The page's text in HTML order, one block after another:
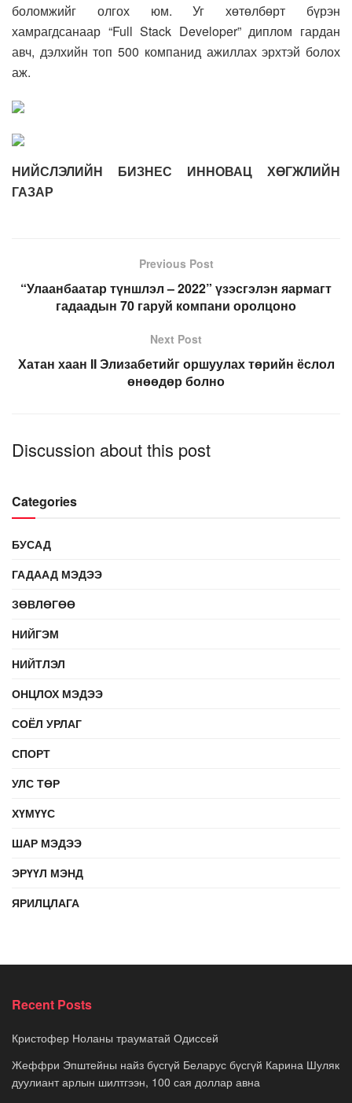
боломжийг олгох юм. Уг хөтөлбөрт бүрэн
хамрагдсанаар “Full Stack Developer” диплом гардан
авч, дэлхийн топ 500 компанид ажиллах эрхтэй болох
аж.
НИЙСЛЭЛИЙН БИЗНЕС ИННОВАЦ ХӨГЖЛИЙН
ГАЗАР
Previous Post
“Улаанбаатар түншлэл – 2022” үзэсгэлэн яармагт
гадаадын 70 гаруй компани оролцоно
Next Post
Хатан хаан II Элизабетийг оршуулах төрийн ёслол
өнөөдөр болно
Discussion about this post
Categories
БУСАД
ГАДААД МЭДЭЭ
ЗӨВЛӨГӨӨ
НИЙГЭМ
НИЙТЛЭЛ
ОНЦЛОХ МЭДЭЭ
СОЁЛ УРЛАГ
СПОРТ
УЛС ТӨР
ХҮМҮҮС
ШАР МЭДЭЭ
ЭРҮҮЛ МЭНД
ЯРИЛЦЛАГА
Recent Posts
Кристофер Ноланы трауматай Одиссей
Жеффри Эпштейны найз бүсгүй Беларус бүсгүй Карина Шуляк
дуулиант арлын шилтгээн, 100 сая доллар авна